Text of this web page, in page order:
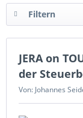
Filtern
JERA on
der
Von: Johannes